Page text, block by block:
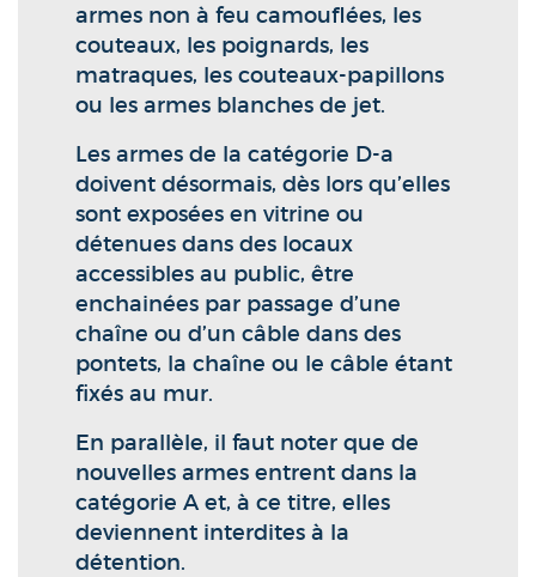
armes non à feu camouflées, les
couteaux, les poignards, les
matraques, les couteaux-papillons
ou les armes blanches de jet.
Les armes de la catégorie D-a
doivent désormais, dès lors qu’elles
sont exposées en vitrine ou
détenues dans des locaux
accessibles au public, être
enchainées par passage d’une
chaîne ou d’un câble dans des
pontets, la chaîne ou le câble étant
fixés au mur.
En parallèle, il faut noter que de
nouvelles armes entrent dans la
catégorie A et, à ce titre, elles
deviennent interdites à la
détention.